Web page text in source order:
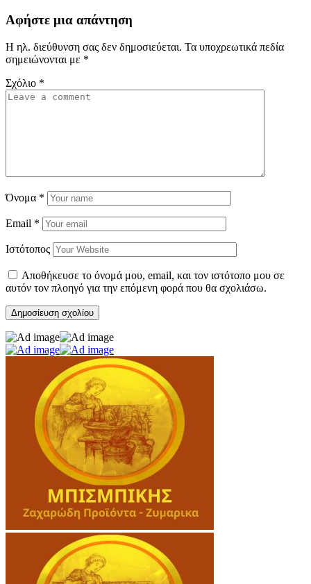
Αφήστε μια απάντηση
Η ηλ. διεύθυνση σας δεν δημοσιεύεται. Τα υποχρεωτικά πεδία
σημειώνονται με *
Σχόλιο *
Όνομα *
Email *
Ιστότοπος
Αποθήκευσε το όνομά μου, email, και τον ιστότοπο μου σε
αυτόν τον πλοηγό για την επόμενη φορά που θα σχολιάσω.